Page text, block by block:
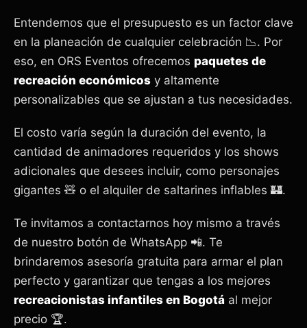
Entendemos que el presupuesto es un factor clave
en la planeación de cualquier celebración 📉. Por
eso, en ORS Eventos ofrecemos paquetes de
recreación económicos y altamente
personalizables que se ajustan a tus necesidades.
El costo varía según la duración del evento, la
cantidad de animadores requeridos y los shows
adicionales que desees incluir, como personajes
gigantes 🧸 o el alquiler de saltarines inflables 🏰.
Te invitamos a contactarnos hoy mismo a través
de nuestro botón de WhatsApp 📲. Te
brindaremos asesoría gratuita para armar el plan
perfecto y garantizar que tengas a los mejores
recreacionistas infantiles en Bogotá al mejor
precio 🏆.